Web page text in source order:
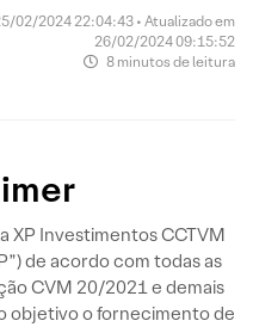
02/2024 22:04:43 • Atualizado em
26/02/2024 09:15:52
8 minutos de leitura
XP Investimentos CCTVM
de acordo com todas as
CVM 20/2021 e demais
objetivo o fornecimento de